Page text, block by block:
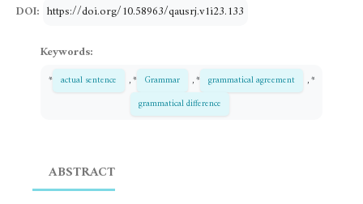
DOI: https://doi.org/10.58963/qausrj.v1i23.133
Keywords:
* actual sentence , * Grammar , * grammatical agreement
, *
grammatical difference
ABSTRACT